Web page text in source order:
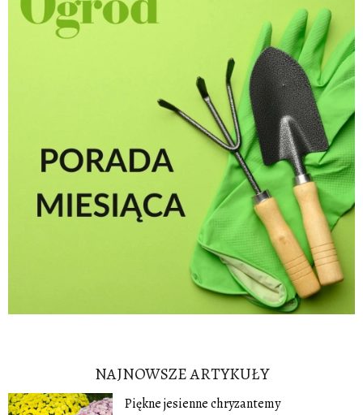
NAJNOWSZE ARTYKUŁY
Piękne jesienne chryzantemy